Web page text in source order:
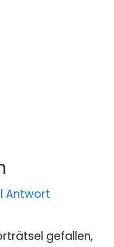
Antwort
gefallen,